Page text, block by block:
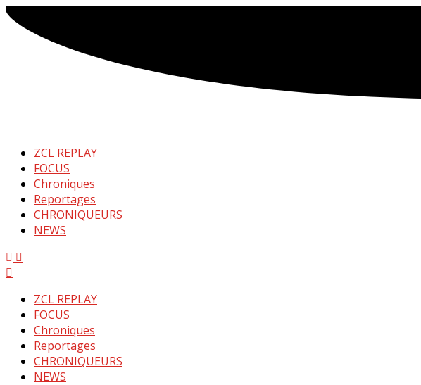
ZCL REPLAY
FOCUS
Chroniques
Reportages
CHRONIQUEURS
NEWS
ZCL REPLAY
FOCUS
Chroniques
Reportages
CHRONIQUEURS
NEWS